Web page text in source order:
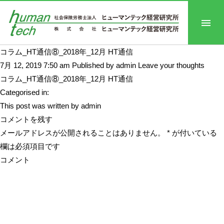
コラム_HT通信⑧_2018年_12月 HT通信
7月 12, 2019 7:50 am Published by admin Leave your thoughts
コラム_HT通信⑧_2018年_12月 HT通信
Categorised in:
This post was written by admin
コメントを残す
メールアドレスが公開されることはありません。
* が付いている
欄は必須項目です
コメント